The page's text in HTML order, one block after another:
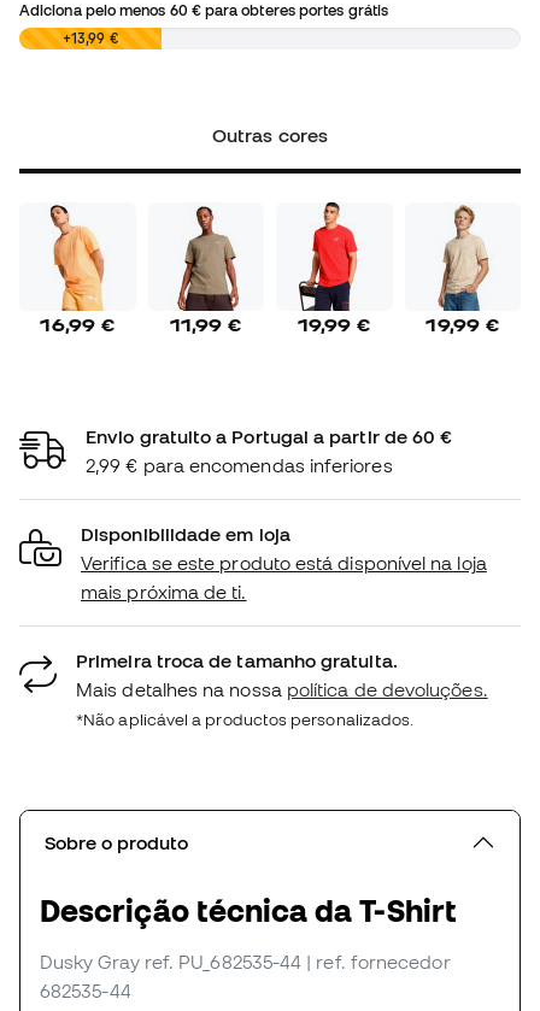
Adiciona pelo menos 60 €para obteres portes grátis
0,00 €+13,99 €
Outras cores
16,99 € 11,99 € 19,99 € 19,99 €
Envio gratuito a Portugal a partir de 60 €
2,99 € para encomendas inferiores
Disponibilidade em loja
Verifica se este produto está disponível na loja
mais próxima de ti.
Primeira troca de tamanho gratuita.
Mais detalhes na nossa política de devoluções.
*Não aplicável a productos personalizados.
Sobre o produto
Descrição técnica da T-Shirt
Dusky Gray ref. PU_682535-44 | ref. fornecedor
682535-44